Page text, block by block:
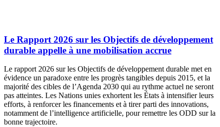
Le Rapport 2026 sur les Objectifs de développement
durable appelle à une mobilisation accrue
Le rapport 2026 sur les Objectifs de développement durable met en
évidence un paradoxe entre les progrès tangibles depuis 2015, et la
majorité des cibles de l’Agenda 2030 qui au rythme actuel ne seront
pas atteintes. Les Nations unies exhortent les États à intensifier leurs
efforts, à renforcer les financements et à tirer parti des innovations,
notamment de l’intelligence artificielle, pour remettre les ODD sur la
bonne trajectoire.